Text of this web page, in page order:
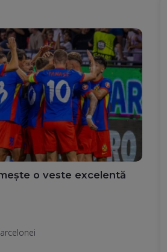
o veste excelentă